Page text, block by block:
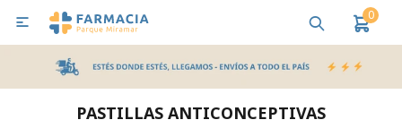
0

PASTILLAS ANTICONCEPTIVAS
MI CUENTA
Bebes y Maternidad Salud